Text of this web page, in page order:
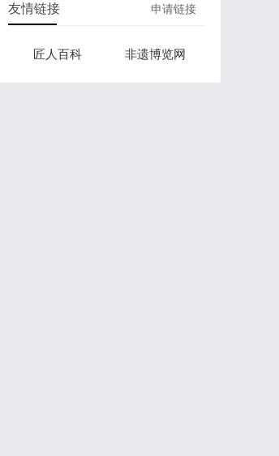
友情链接 申请链接
匠人百科 非遗博览网